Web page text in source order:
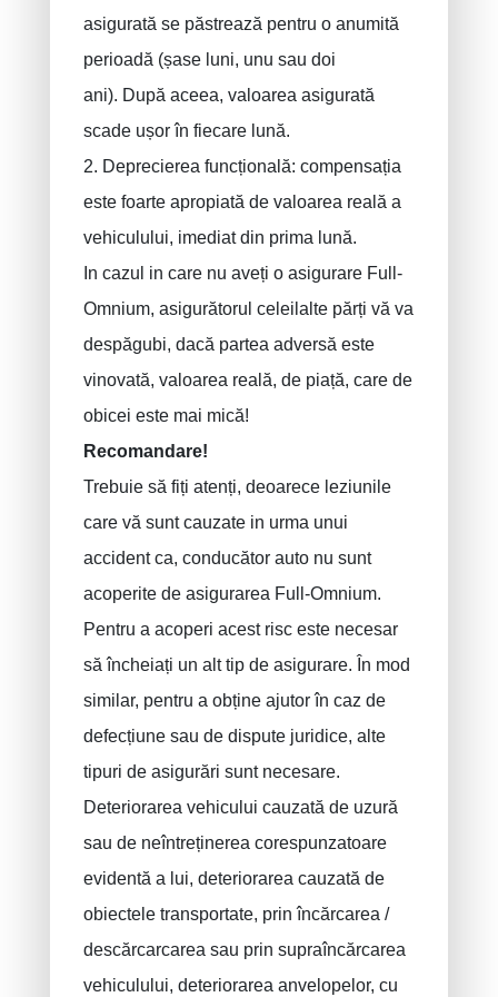
asigurată se păstrează pentru o anumită
perioadă (șase luni, unu sau doi
ani). După aceea, valoarea asigurată
scade ușor în fiecare lună.
2. Deprecierea funcțională: compensația
este foarte apropiată de valoarea reală a
vehiculului, imediat din prima lună.
In cazul in care nu aveți o asigurare Full-
Omnium, asigurătorul celeilalte părți vă va
despăgubi, dacă partea adversă este
vinovată, valoarea reală, de piață, care de
obicei este mai mică!
Recomandare!
Trebuie să fiți atenți, deoarece leziunile
care vă sunt cauzate in urma unui
accident ca, conducător auto nu sunt
acoperite de asigurarea Full-Omnium.
Pentru a acoperi acest risc este necesar
să încheiați un alt tip de asigurare. În mod
similar, pentru a obține ajutor în caz de
defecțiune sau de dispute juridice, alte
tipuri de asigurări sunt necesare.
Deteriorarea vehicului cauzată de uzură
sau de neîntreținerea corespunzatoare
evidentă a lui, deteriorarea cauzată de
obiectele transportate, prin încărcarea /
descărcarcarea sau prin supraîncărcarea
vehiculului, deteriorarea anvelopelor, cu